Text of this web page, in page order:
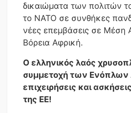
δικαιώματα των πολιτών
το ΝΑΤΟ σε συνθήκες
νέες επεμβάσεις σε Μέση
Βόρεια Αφρική.
Ο ελληνικός λαός
συμμετοχή των
επιχειρήσεις και
της ΕΕ!